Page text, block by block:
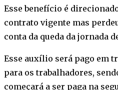
Esse benefício é
contrato vigente mas
conta da queda da jornada
Esse auxílio será pago em
para os trabalhadores,
começará a ser paga na